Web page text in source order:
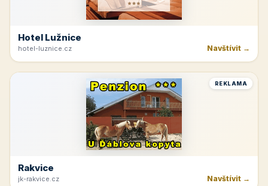
Hotel Lužnice
hotel-luznice.cz Navštívit →
REKLAMA
Rakvice
jk-rakvice.cz Navštívit →